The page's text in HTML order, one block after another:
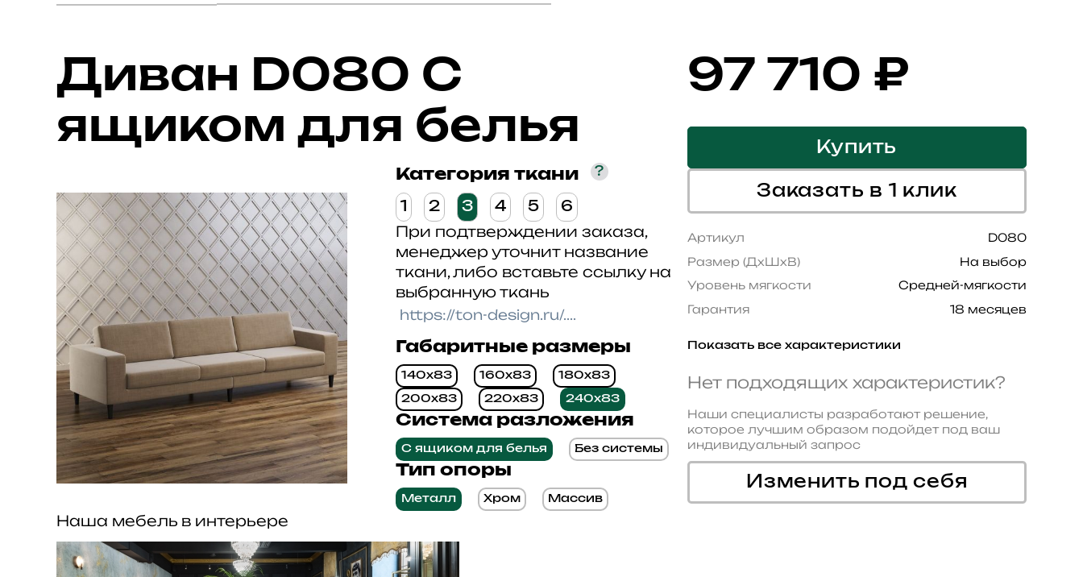
Диван D080 С
ящиком для белья
Категория ткани ?
1 2 3 4 5 6
При подтверждении заказа,
менеджер уточнит название
ткани, либо вставьте ссылку на
выбранную ткань
Габаритные размеры
140x83 160x83 180x83
200x83 220x83 240x83
Система разложения
С ящиком для белья Без системы
Тип опоры
Металл Хром Массив
97 710 ₽
Купить
Заказать в 1 клик
Артикул
D080
Размер (ДхШхВ)
На выбор
Уровень мягкости
Средней-мягкости
Гарантия
18 месяцев
Показать все характеристики
Нет подходящих характеристик?
Наши специалисты разработают решение,
которое лучшим образом подойдет под ваш
индивидуальный запрос
Изменить под себя
Наша мебель в интерьере